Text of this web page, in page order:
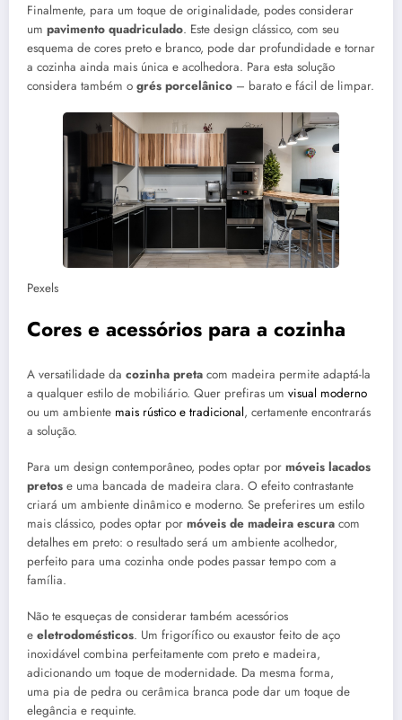
Finalmente, para um toque de originalidade, podes considerar
um pavimento quadriculado. Este design clássico, com seu
esquema de cores preto e branco, pode dar profundidade e tornar
a cozinha ainda mais única e acolhedora. Para esta solução
considera também o grés porcelânico – barato e fácil de limpar.
Pexels
Cores e acessórios para a cozinha
A versatilidade da cozinha preta com madeira permite adaptá-la
a qualquer estilo de mobiliário. Quer prefiras um visual moderno
ou um ambiente mais rústico e tradicional, certamente encontrarás
a solução.
Para um design contemporâneo, podes optar por móveis lacados
pretos e uma bancada de madeira clara. O efeito contrastante
criará um ambiente dinâmico e moderno. Se preferires um estilo
mais clássico, podes optar por móveis de madeira escura com
detalhes em preto: o resultado será um ambiente acolhedor,
perfeito para uma cozinha onde podes passar tempo com a
família.
Não te esqueças de considerar também acessórios
e eletrodomésticos. Um frigorífico ou exaustor feito de aço
inoxidável combina perfeitamente com preto e madeira,
adicionando um toque de modernidade. Da mesma forma,
uma pia de pedra ou cerâmica branca pode dar um toque de
elegância e requinte.